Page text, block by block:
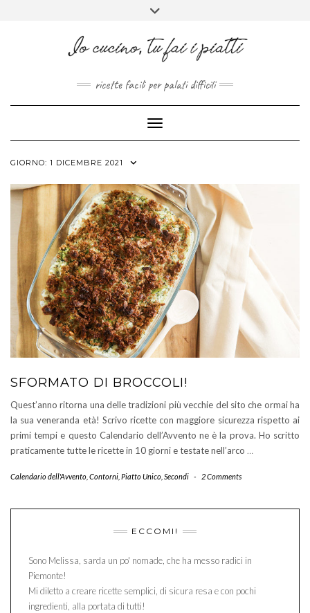
FACEBOOK
PINTEREST
INSTAGRAM
ricette facili per palati difficili
Toggle Navigation
GIORNO: 1 DICEMBRE 2021
SFORMATO DI BROCCOLI!
Quest’anno ritorna una delle tradizioni più vecchie del sito che ormai ha
la sua veneranda età! Scrivo ricette con maggiore sicurezza rispetto ai
primi tempi e questo Calendario dell’Avvento ne è la prova. Ho scritto
praticamente tutte le ricette in 10 giorni e testate nell’arco …
Calendario dell'Avvento Contorni Piatto Unico Secondi - 2 Comments
ECCOMI!
Sono Melissa, sarda un po' nomade, che ha messo radici in
Piemonte!
Mi diletto a creare ricette semplici, di sicura resa e con pochi
ingredienti, alla portata di tutti!